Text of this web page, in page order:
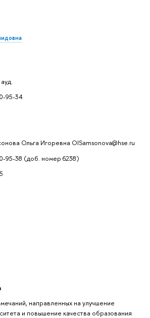
95-34
Ольга Игоревна OISamsonova@hse.ru
95-38 (доб. номер 6238)
направленных на улучшение
и повышение качества образования